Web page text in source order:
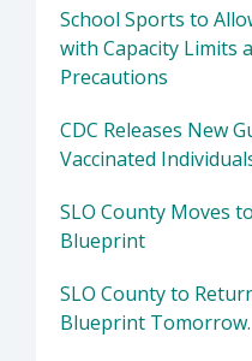
School Sports to
with Capacity Limits
Precautions
CDC Releases New
Vaccinated
SLO County Moves
Blueprint
SLO County to
Blueprint Tomorrow.